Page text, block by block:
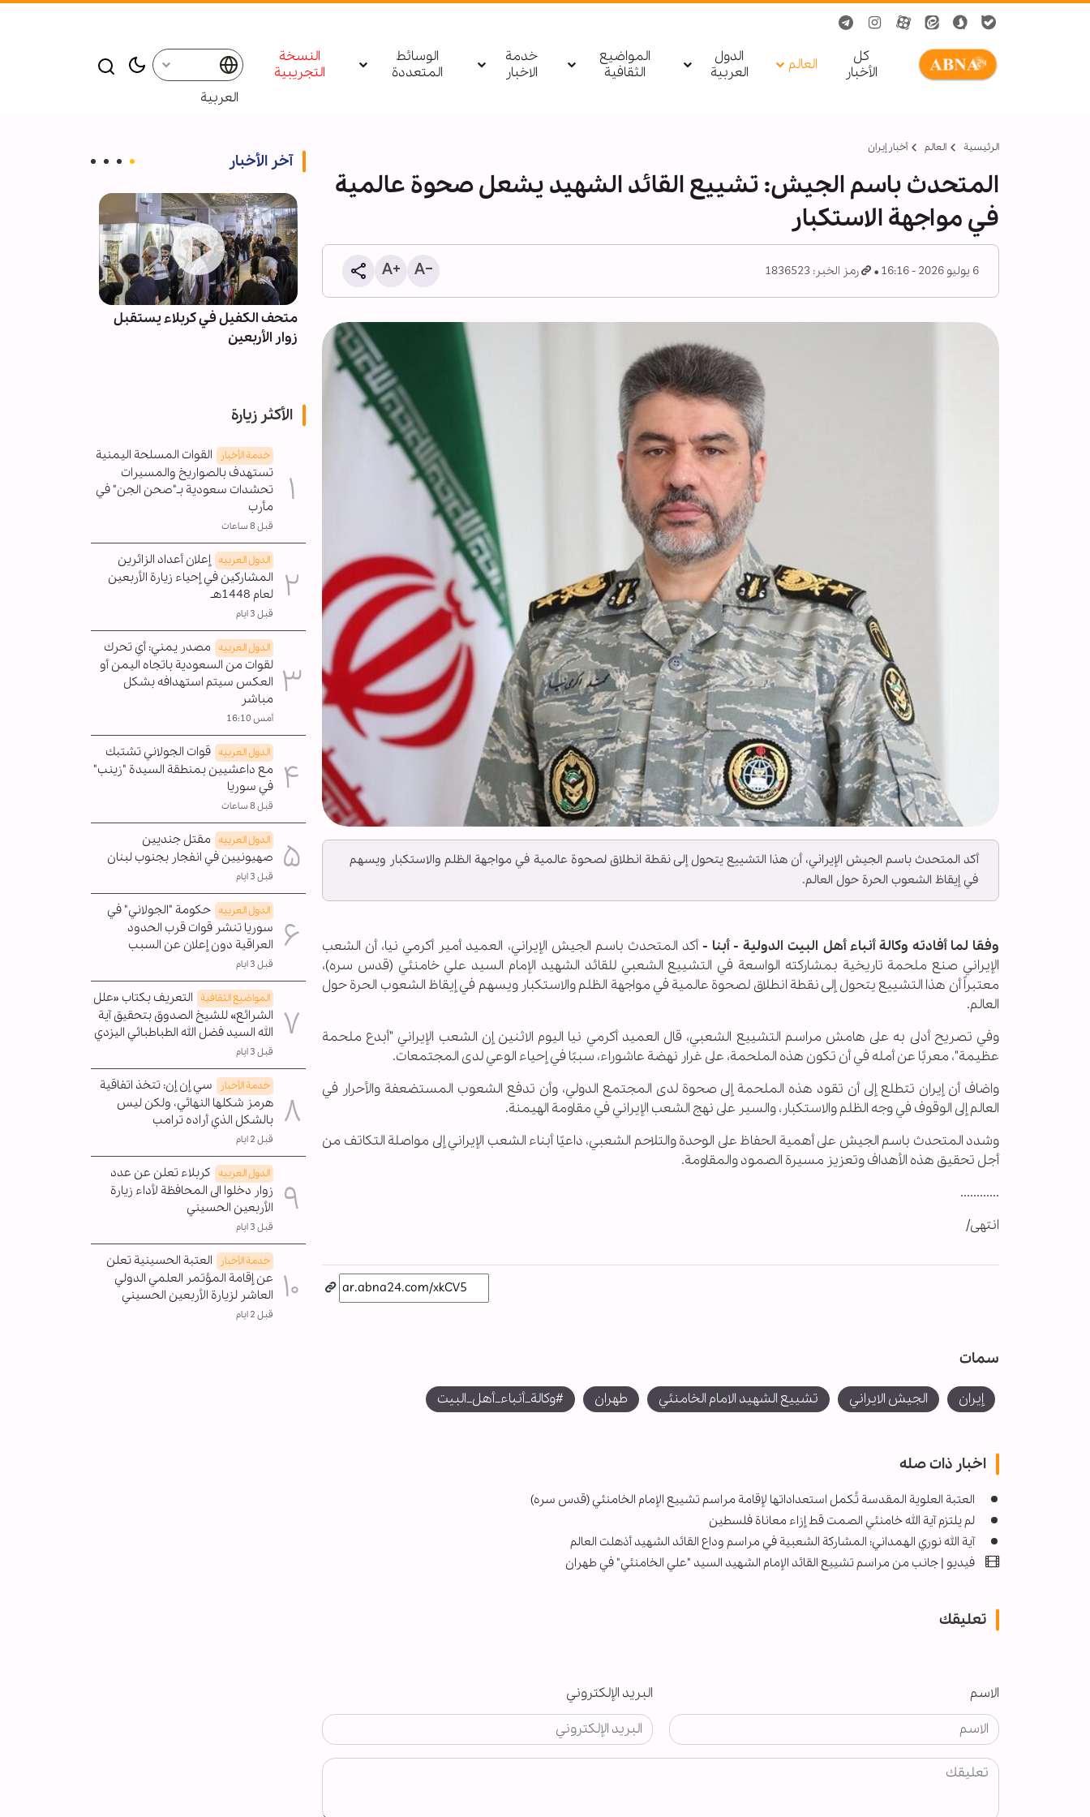
کل
الأخبار
العالم
الدول
العربیة
المواضيع
الثقافية
خدمة
الاخبار
الوسائط
المتعددة
النسخة
التجريبية
العربية
الرئيسية العالم أخبار إيران
المتحدث باسم الجيش: تشييع القائد الشهيد يشعل صحوة عالمية
في مواجهة الاستكبار
6 يوليو 2026 - 16:16 رمز الخبر: 1836523
أكد المتحدث باسم الجيش الإيراني، أن هذا التشییع یتحول إلی نقطة انطلاق لصحوة عالمية في مواجهة الظلم والاستكبار ويسهم
في إيقاظ الشعوب الحرة حول العالم.
وفقا لما أفادته وکالة أنباء أهل البیت الدولیة - أبنا -أكد المتحدث باسم الجيش الإيراني، العميد أمير أكرمي نيا، أن الشعب
الإيراني صنع ملحمة تاريخية بمشاركته الواسعة في التشييع الشعبي للقائد الشهيد الإمام السيد علي خامنئي (قدس سره)،
معتبراً أن هذا التشییع یتحول إلی نقطة انطلاق لصحوة عالمية في مواجهة الظلم والاستكبار ويسهم في إيقاظ الشعوب الحرة حول
العالم.
وفي تصريح أدلى به على هامش مراسم التشييع الشعبي، قال العميد أكرمي نيا اليوم الاثنين إن الشعب الإيراني "أبدع ملحمة
عظيمة"، معربًا عن أمله في أن تكون هذه الملحمة، على غرار نهضة عاشوراء، سببًا في إحياء الوعي لدى المجتمعات.
واضاف أن إيران تتطلع إلى أن تقود هذه الملحمة إلى صحوة لدى المجتمع الدولي، وأن تدفع الشعوب المستضعفة والأحرار في
العالم إلى الوقوف في وجه الظلم والاستكبار، والسير على نهج الشعب الإيراني في مقاومة الهيمنة.
وشدد المتحدث باسم الجيش على أهمية الحفاظ على الوحدة والتلاحم الشعبي، داعيًا أبناء الشعب الإيراني إلى مواصلة التكاتف من
أجل تحقيق هذه الأهداف وتعزيز مسيرة الصمود والمقاومة.
............
انتهی/
سمات
إيران الجيش الايراني تشييع الشهيد الامام الخامنئي طهران #وکالة_أنباء_أهل_البیت
اخبار ذات صله
العتبة العلوية المقدسة تُكمل استعداداتها لإقامة مراسم تشييع الإمام الخامنئي (قدس سره)
لم يلتزم آية الله خامنئي الصمت قط إزاء معاناة فلسطين
آية الله نوري الهمداني: المشاركة الشعبية في مراسم وداع القائد الشهيد أذهلت العالم
فيديو | جانب من مراسم تشييع القائد الإمام الشهيد السيد "علي الخامنئي" في طهران
تعليقك
الاسم البريد الإلكتروني
آخر الأخبار
الأربعين؛ من أكبر تجمع بشري إلى
ضرورة صياغة سردية عالمية
متحف الكفيل في كربلاء يستقبل
زوار الأربعين
الأكثر زيارة
خدمة الأخبار
القوات المسلحة اليمنية
تستهدف بالصواريخ والمسيرات
تحشدات سعودية بـ"صحن الجن" في
مأرب
قبل 8 ساعات
الدول العربیه إعلان أعداد الزائرين
المشاركين في إحياء زيارة الأربعين
لعام 1448هـ
قبل 3 ايام
الدول العربیه مصدر يمني: أي تحرك
لقوات من السعودية باتجاه اليمن أو
العكس سيتم استهدافه بشكل
مباشر
أمس 16:10
الدول العربیه قوات الجولاني تشتبك
مع داعشيين بمنطقة السيدة "زينب"
في سوريا
قبل 8 ساعات
الدول العربیه مقتل جنديين
صهيونيين في انفجار بجنوب لبنان
قبل 3 ايام
الدول العربیه حكومة "الجولاني" في
سوريا تنشر قوات قرب الحدود
العراقية دون إعلان عن السبب
قبل 3 ايام
المواضیع الثقافية التعريف بكتاب «علل
الشرائع» للشيخ الصدوق بتحقيق آية
الله السيد فضل الله الطباطبائي اليزدي
قبل 3 ايام
خدمة الأخبار
سي إن إن: تتخذ اتفاقية
هرمز شكلها النهائي، ولكن ليس
بالشكل الذي أراده ترامب
قبل 2 ايام
الدول العربیه كربلاء تعلن عن عدد
زوار دخلوا الى المحافظة لأداء زيارة
الأربعين الحسيني
قبل 3 ايام
خدمة الأخبار
العتبة الحسينية تعلن
عن إقامة المؤتمر العلمي الدولي
العاشر لزيارة الأربعين الحسيني
قبل 2 ايام